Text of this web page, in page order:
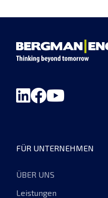
FÜR UNTERNEHMEN
ÜBER UNS
Leistungen